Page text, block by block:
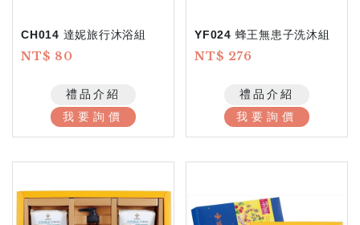
CH014 達妮旅行沐浴組
NT$ 80
禮品介紹
我要詢價
YF024 蜂王無患子洗沐組
NT$ 276
禮品介紹
我要詢價